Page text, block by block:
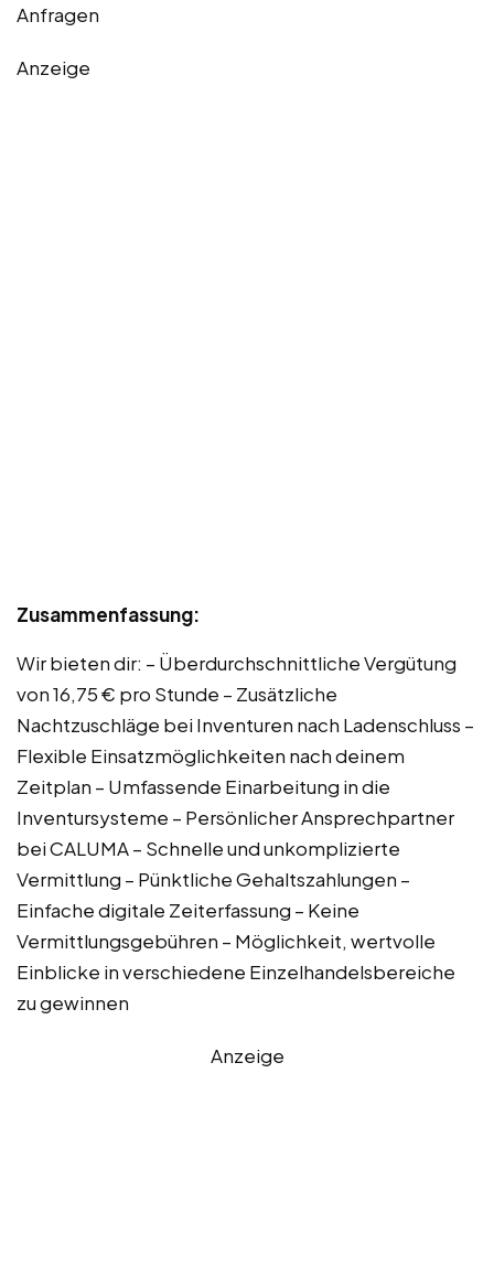
Anfragen
Anzeige
Zusammenfassung:
Wir bieten dir: – Überdurchschnittliche Vergütung
von 16,75 € pro Stunde – Zusätzliche
Nachtzuschläge bei Inventuren nach Ladenschluss –
Flexible Einsatzmöglichkeiten nach deinem
Zeitplan – Umfassende Einarbeitung in die
Inventursysteme – Persönlicher Ansprechpartner
bei CALUMA – Schnelle und unkomplizierte
Vermittlung – Pünktliche Gehaltszahlungen –
Einfache digitale Zeiterfassung – Keine
Vermittlungsgebühren – Möglichkeit, wertvolle
Einblicke in verschiedene Einzelhandelsbereiche
zu gewinnen
Anzeige